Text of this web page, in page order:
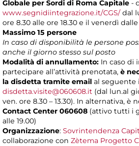
Globale per Sordi di Roma Capitale -
www.segnidiintegrazione.it/CGS/dal
ore 8.30 alle ore 18.30 e il venerdì dalle
Massimo 15 persone
In caso di disponibilità le persone
anche il giorno stesso sul posto
Modalità di annullamento: In caso di
partecipare all’attività prenotata, è
la disdetta tramite email al seguente
disdetta.visite@060608.it (dal lun.al
ven. ore 8.30 – 13.30). In alternativa, è
Contact Center 060608 (attivo tutti i
alle 19.00)
Organizzazione: Sovrintendenza
collaborazione con Zètema Progetto